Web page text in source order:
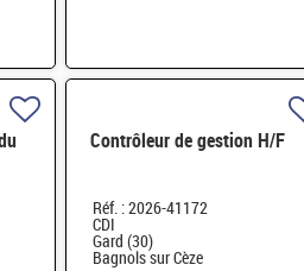
Contrôleur de gestion H/F
Réf. : 2026-41172
CDI
Gard (30)
Bagnols sur Cèze